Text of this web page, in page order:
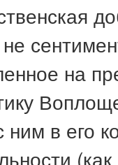
на
ним в его